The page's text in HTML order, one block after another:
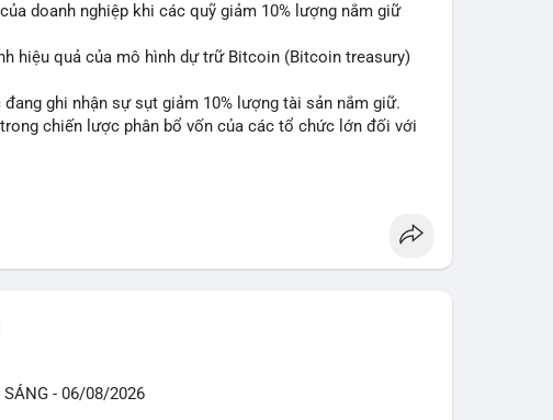
doanh nghiệp khi các quỹ giảm 10% lượng nắm giữ
hiệu quả của mô hình dự trữ Bitcoin (Bitcoin treasury)
ghi nhận sự sụt giảm 10% lượng tài sản nắm giữ.
chiến lược phân bổ vốn của các tổ chức lớn đối với
SÁNG - 06/08/2026